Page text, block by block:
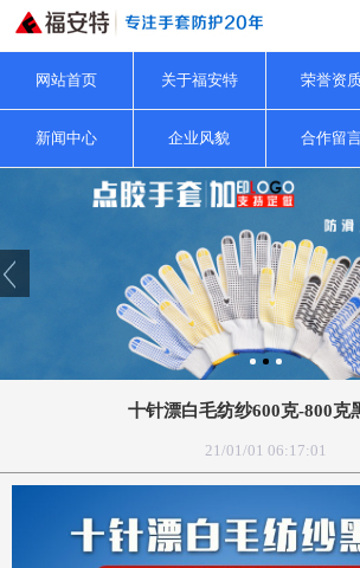
网站首页 关于福安特 荣誉资
新闻中心 企业风貌 合作留
十针漂白毛纺纱600克-800克
21/01/01 06:17:01